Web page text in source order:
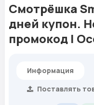
Смотрёшка
дней купон.
промокод |
Информация
Поставлять